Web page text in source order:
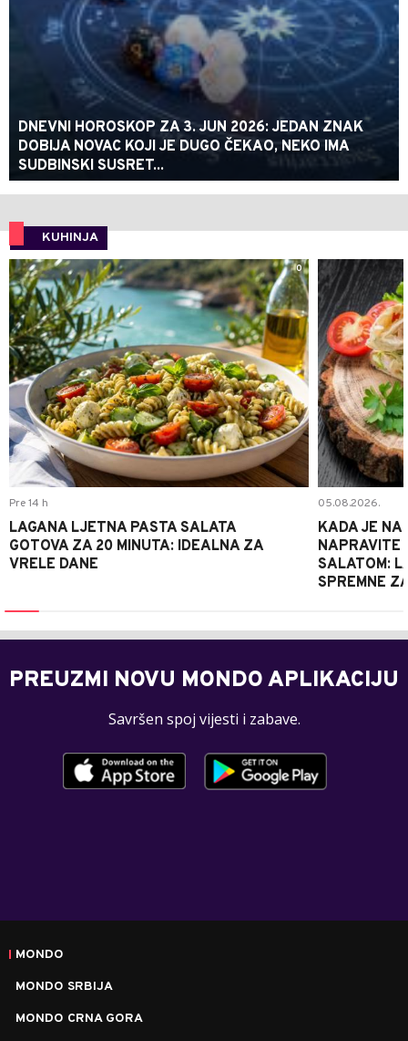
DNEVNI HOROSKOP ZA 3. JUN 2026: JEDAN ZNAK
DOBIJA NOVAC KOJI JE DUGO ČEKAO, NEKO IMA
SUDBINSKI SUSRET...
KUHINJA
0
Pre 14 h
LAGANA LJETNA PASTA SALATA
GOTOVA ZA 20 MINUTA: IDEALNA ZA
VRELE DANE
05.08.2026.
KADA JE
NAPRAVITE
SALATOM:
SPREMNE
PREUZMI NOVU MONDO APLIKACIJU
Savršen spoj vijesti i zabave.
MONDO
MONDO SRBIJA
MONDO CRNA GORA